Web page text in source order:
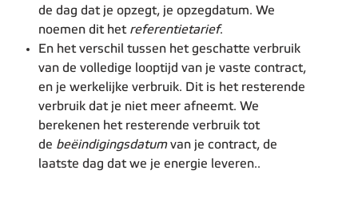
de dag dat je opzegt, je opzegdatum. We
noemen dit het referentietarief.
En het verschil tussen het geschatte verbruik
van de volledige looptijd van je vaste contract,
en je werkelijke verbruik. Dit is het resterende
verbruik dat je niet meer afneemt. We
berekenen het resterende verbruik tot
de beëindigingsdatumvan je contract, de
laatste dag dat we je energie leveren..